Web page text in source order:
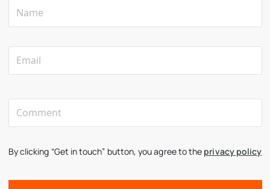
By clicking “Get in touch” button, you agree to the privacy policy